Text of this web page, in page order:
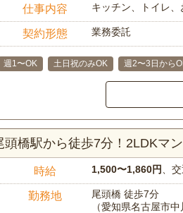
仕事内容 キッチン、トイレ
契約形態 業務委託
週1〜OK 土日祝のみOK 週2〜3日から
頭橋駅から徒歩7分！2LDKマ
時給 1,500〜1,860円 、
勤務地
尾頭橋 徒歩7分
（愛知県名古屋市中